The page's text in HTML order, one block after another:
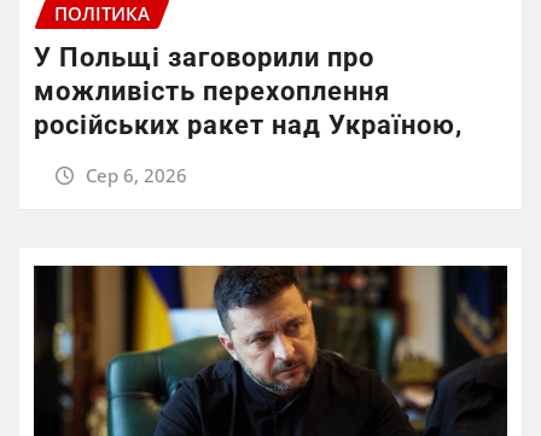
ПОЛІТИКА
У Польщі заговорили про
можливість перехоплення
російських ракет над Україною,
Сер 6, 2026